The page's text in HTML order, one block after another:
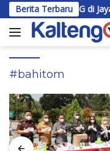
Langsung
ke
konten
Berita Terbaru
MBG di Jayapura,
#bahitom